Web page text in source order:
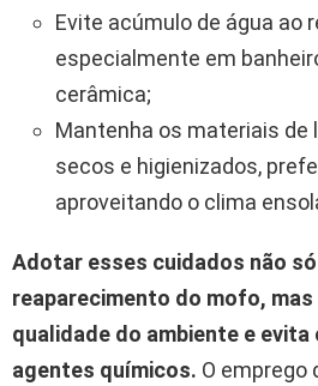
Evite acúmulo de água ao
especialmente em
cerâmica;
Mantenha os materiais de
secos e higienizados,
aproveitando o clima
Adotar esses cuidados não
reaparecimento do mofo,
qualidade do ambiente e evita
agentes químicos. O emprego